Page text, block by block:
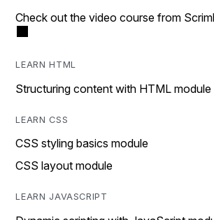
Check out the video course from
LEARN HTML
Structuring content with HTML module
LEARN CSS
CSS styling basics module
CSS layout module
LEARN JAVASCRIPT